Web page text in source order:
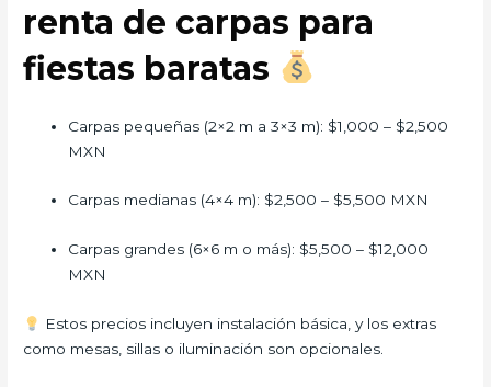
renta de carpas para
fiestas baratas
Carpas pequeñas (2×2 m a 3×3 m): $1,000 – $2,500
MXN
Carpas medianas (4×4 m): $2,500 – $5,500 MXN
Carpas grandes (6×6 m o más): $5,500 – $12,000
MXN
Estos precios incluyen instalación básica, y los extras
como mesas, sillas o iluminación son opcionales.